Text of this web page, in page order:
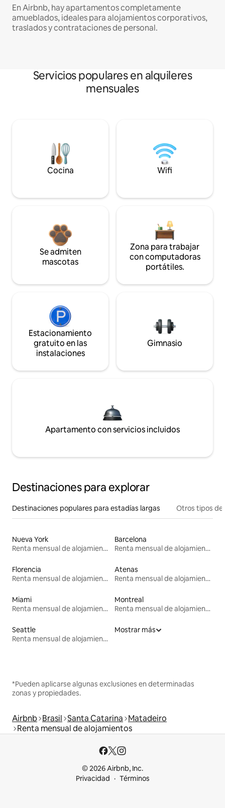
En Airbnb, hay apartamentos completamente
amueblados, ideales para alojamientos corporativos,
traslados y contrataciones de personal.
Servicios populares en alquileres
mensuales
Cocina Wifi
Se admiten
mascotas
Zona para trabajar
con computadoras
portátiles.
Estacionamiento
gratuito en las
instalaciones
Gimnasio
Apartamento con servicios incluidos
Destinaciones para explorar
Destinaciones populares para estadías largas Otros tipos de
Nueva York
Renta mensual de alojamientos
Barcelona
Renta mensual de alojamientos
Florencia
Renta mensual de alojamientos
Atenas
Renta mensual de alojamientos
Miami
Renta mensual de alojamientos
Montreal
Renta mensual de alojamientos
Seattle
Renta mensual de alojamientos
Mostrar más
*Pueden aplicarse algunas exclusiones en determinadas
zonas y propiedades.
Airbnb Brasil Santa Catarina Matadeiro
Renta mensual de alojamientos
© 2026 Airbnb, Inc.
Privacidad
Términos